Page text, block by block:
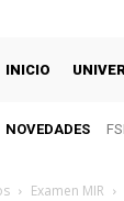
INICIO
NOVEDADES
Examen MIR